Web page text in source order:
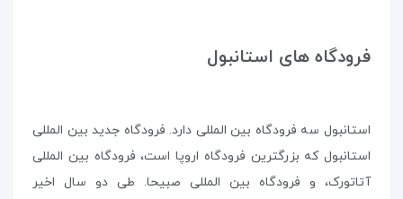
فرودگاه های استانبول
استانبول سه فرودگاه بین المللی دارد. فرودگاه جدید بین المللی
استانبول که بزرگترین فرودگاه اروپا است، فرودگاه بین المللی
آتاتورک، و فرودگاه بین المللی صبیحا. طی دو سال اخیر